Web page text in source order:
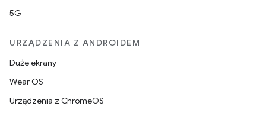
5G
URZĄDZENIA Z ANDROIDEM
Duże ekrany
Wear OS
Urządzenia z ChromeOS